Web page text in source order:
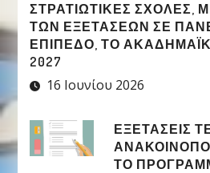
ΣΤΡΑΤΙΩΤΙΚΈΣ ΣΧΟΛΈΣ,
ΤΩΝ ΕΞΕΤΆΣΕΩΝ ΣΕ
ΕΠΊΠΕΔΟ, ΤΟ
2027
16 Ιουνίου 2026
ΕΞΕΤΑΣΕΙΣ
ΤΟ